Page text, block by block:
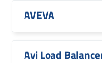
AVEVA
Avi Load